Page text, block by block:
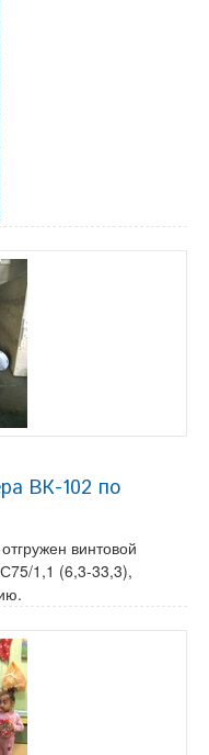
ВК-102 по
винтовой
1,1 (6,3-33,3),